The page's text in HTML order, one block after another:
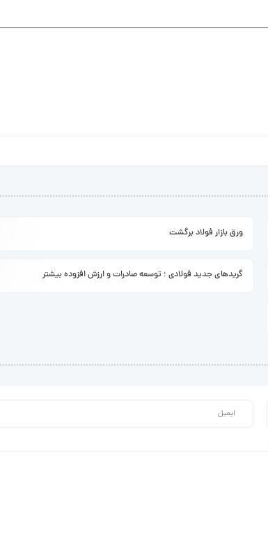
ادامه ...
ورق بازار فولاد برگشت
ادامه ...
گریدهای جدید فولادی ؛ توسعه صادرات و ارزش افزوده بیشتر